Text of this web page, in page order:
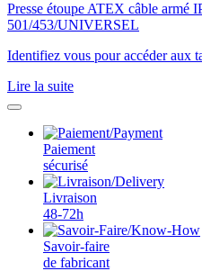
Presse étoupe ATEX câble armé
501/453/UNIVERSEL
Identifiez vous pour accéder aux
Lire la suite
Paiement
sécurisé
Livraison
48-72h
Savoir-faire
de fabricant